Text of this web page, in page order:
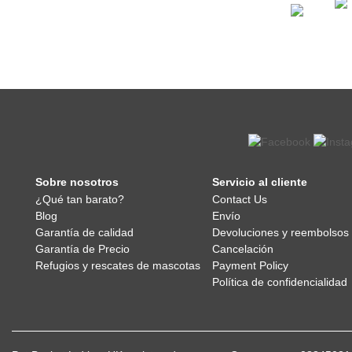
Sobre nosotros
¿Qué tan barato?
Blog
Garantía de calidad
Garantía de Precio
Refugios y rescates de mascotas
Servicio al cliente
Contact Us
Envío
Devoluciones y reembolsos
Cancelación
Payment Policy
Política de confidencialidad